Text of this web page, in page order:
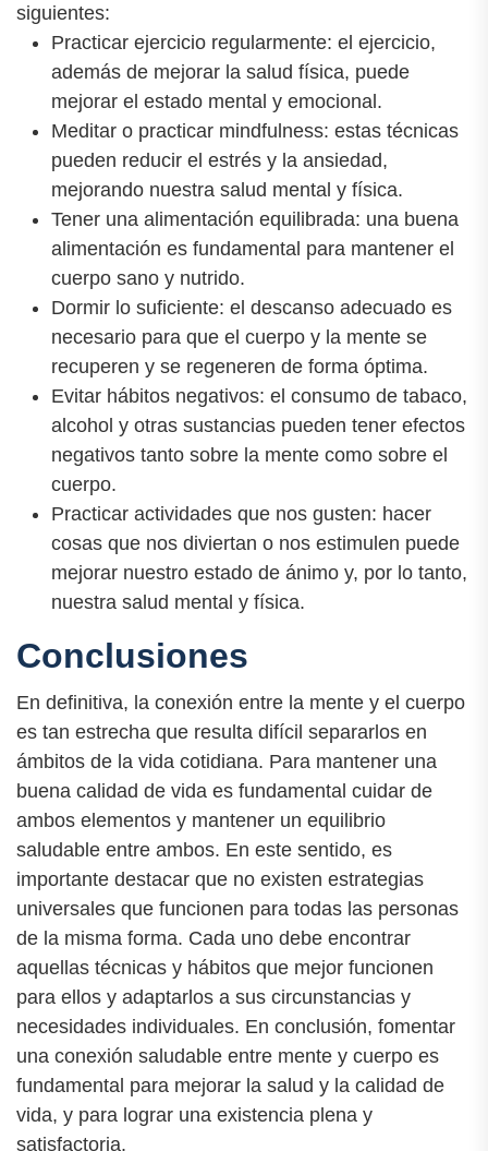
siguientes:
Practicar ejercicio regularmente: el ejercicio,
además de mejorar la salud física, puede
mejorar el estado mental y emocional.
Meditar o practicar mindfulness: estas técnicas
pueden reducir el estrés y la ansiedad,
mejorando nuestra salud mental y física.
Tener una alimentación equilibrada: una buena
alimentación es fundamental para mantener el
cuerpo sano y nutrido.
Dormir lo suficiente: el descanso adecuado es
necesario para que el cuerpo y la mente se
recuperen y se regeneren de forma óptima.
Evitar hábitos negativos: el consumo de tabaco,
alcohol y otras sustancias pueden tener efectos
negativos tanto sobre la mente como sobre el
cuerpo.
Practicar actividades que nos gusten: hacer
cosas que nos diviertan o nos estimulen puede
mejorar nuestro estado de ánimo y, por lo tanto,
nuestra salud mental y física.
Conclusiones
En definitiva, la conexión entre la mente y el cuerpo
es tan estrecha que resulta difícil separarlos en
ámbitos de la vida cotidiana. Para mantener una
buena calidad de vida es fundamental cuidar de
ambos elementos y mantener un equilibrio
saludable entre ambos. En este sentido, es
importante destacar que no existen estrategias
universales que funcionen para todas las personas
de la misma forma. Cada uno debe encontrar
aquellas técnicas y hábitos que mejor funcionen
para ellos y adaptarlos a sus circunstancias y
necesidades individuales. En conclusión, fomentar
una conexión saludable entre mente y cuerpo es
fundamental para mejorar la salud y la calidad de
vida, y para lograr una existencia plena y
satisfactoria.